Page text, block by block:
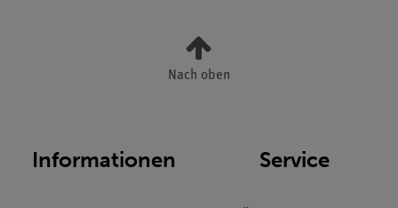
Nach oben
Informationen Service